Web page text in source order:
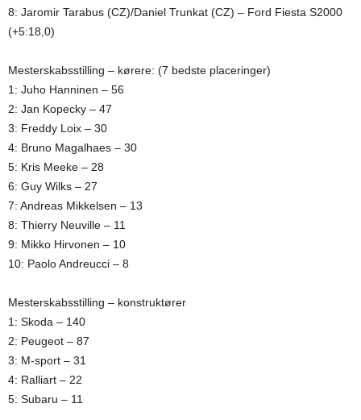
8: Jaromir Tarabus (CZ)/Daniel Trunkat (CZ) – Ford Fiesta S2000
(+5:18,0)
Mesterskabsstilling – kørere: (7 bedste placeringer)
1: Juho Hanninen – 56
2: Jan Kopecky – 47
3: Freddy Loix – 30
4: Bruno Magalhaes – 30
5: Kris Meeke – 28
6: Guy Wilks – 27
7: Andreas Mikkelsen – 13
8: Thierry Neuville – 11
9: Mikko Hirvonen – 10
10: Paolo Andreucci – 8
Mesterskabsstilling – konstruktører
1: Skoda – 140
2: Peugeot – 87
3: M-sport – 31
4: Ralliart – 22
5: Subaru – 11